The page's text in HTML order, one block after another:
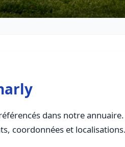
dans notre
coordonnées et localisations.